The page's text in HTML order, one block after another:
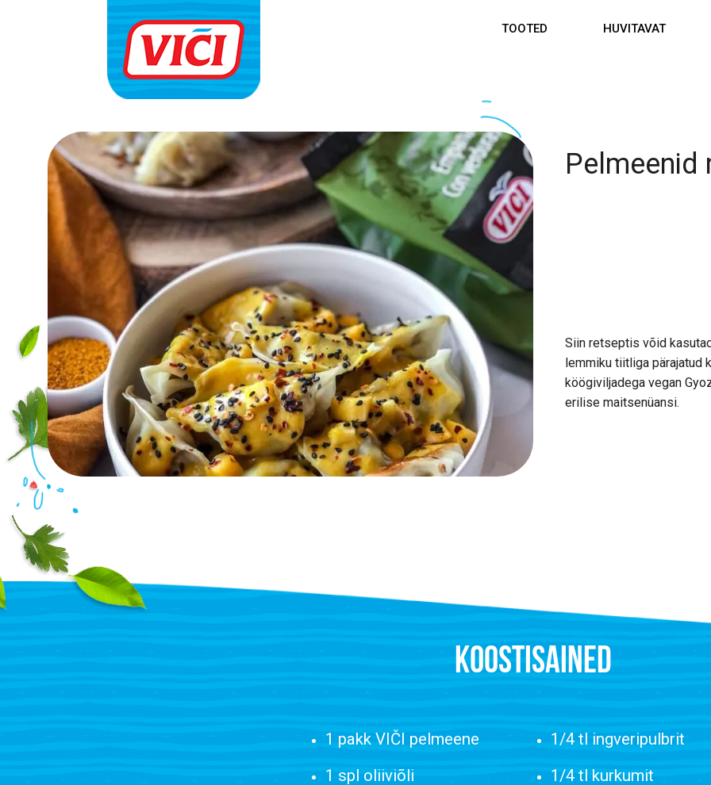
TOOTED HUVITAVAT
Pelmeenid
Siin retseptis võid
lemmiku tiitliga pärajatud
köögiviljadega vegan
erilise maitsenüansi.
KOOSTISAINED
1 pakk VIČI pelmeene
1 spl oliiviõli
1/4 tl ingveripulbrit
1/4 tl kurkumit